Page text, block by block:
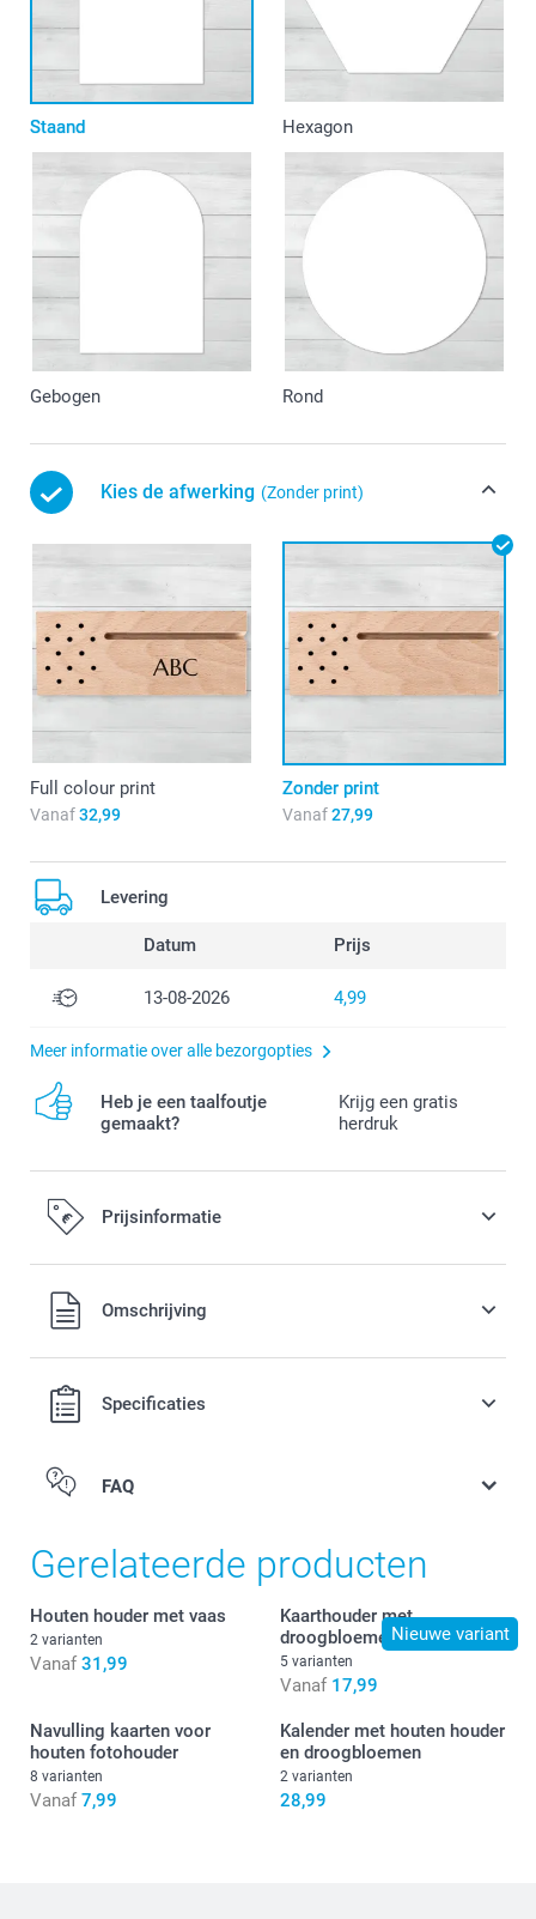
Staand Hexagon
Gebogen Rond
Kies de afwerking (Zonder print)
Full colour print
Vanaf32,99
Zonder print
Vanaf27,99
Levering
Datum Prijs
13-08-2026 4,99
Meer informatie over alle bezorgopties
Heb je een taalfoutje
gemaakt?
Krijg een gratis
herdruk
Prijsinformatie
Alle prijzen zijn in EURO (€) inclusief BTW en exclusief
verzendkosten.Omschrijving
Specificaties
FAQ
Gerelateerde producten
Houten houder met vaas
2 varianten
Vanaf 31,99
Nieuwe variant
Kaarthouder met
droogbloemen
5 varianten
Vanaf 17,99
Navulling kaarten voor
houten fotohouder
8 varianten
Vanaf 7,99
Kalender met houten houder
en droogbloemen
2 varianten
28,99